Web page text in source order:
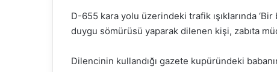
D-655 kara yolu üzerindeki trafik ışıklarında
duygu sömürüsü yaparak dilenen kişi, zabıta
Dilencinin kullandığı gazete kupüründeki